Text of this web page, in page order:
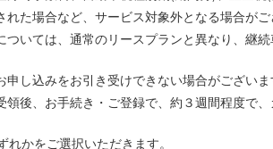
た場合など、サービス対象外となる場合がご
ついては、通常のリースプランと異なり、継
し込みをお引き受けできない場合がございま
後、お手続き・ご登録で、約３週間程度で
かをご選択いただきます。